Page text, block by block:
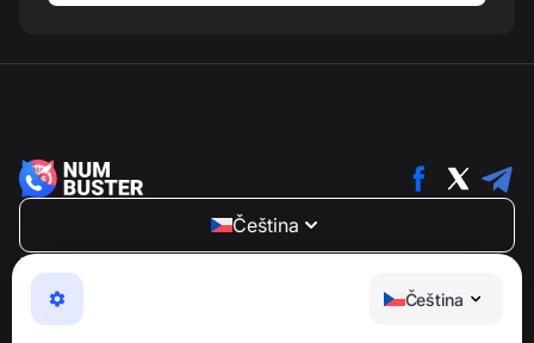
Čeština
Čeština
NumBuster © 2013—2026 ·
Snadno použitelná aplikace, která vás chrání před
telefonními podvody, spamem a nevyžádanými